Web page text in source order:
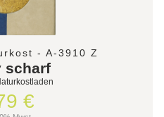
- A-3910 Z
scharf
€